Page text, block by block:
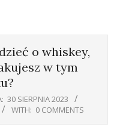
o whiskey,
w tym
30 SIERPNIA 2023
WITH: 0 COMMENTS